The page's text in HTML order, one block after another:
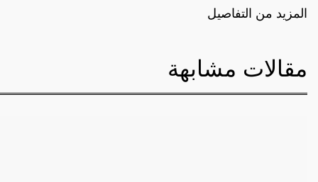
المزيد من التفاصيل
مقالات مشابهة